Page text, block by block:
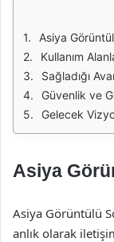
Asiya
Kullanım
Sağladığı
Güvenlik ve
Gelecek
Asiya
Asiya Görüntülü
anlık olarak